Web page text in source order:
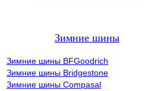
Зимние шины
Зимние шины BFGoodrich
Зимние шины Bridgestone
Зимние шины Compasal